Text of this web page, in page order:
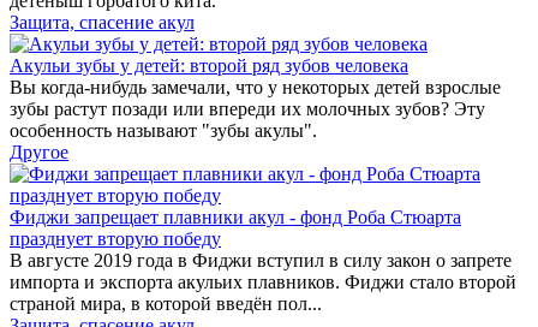
Защита, спасение акул
Акульи зубы у детей: второй ряд зубов человека
Вы когда-нибудь замечали, что у некоторых детей взрослые
зубы растут позади или впереди их молочных зубов? Эту
особенность называют "зубы акулы".
Другое
Фиджи запрещает плавники акул - фонд Роба Стюарта
празднует вторую победу
В августе 2019 года в Фиджи вступил в силу закон о запрете
импорта и экспорта акульих плавников. Фиджи стало второй
страной мира, в которой введён пол...